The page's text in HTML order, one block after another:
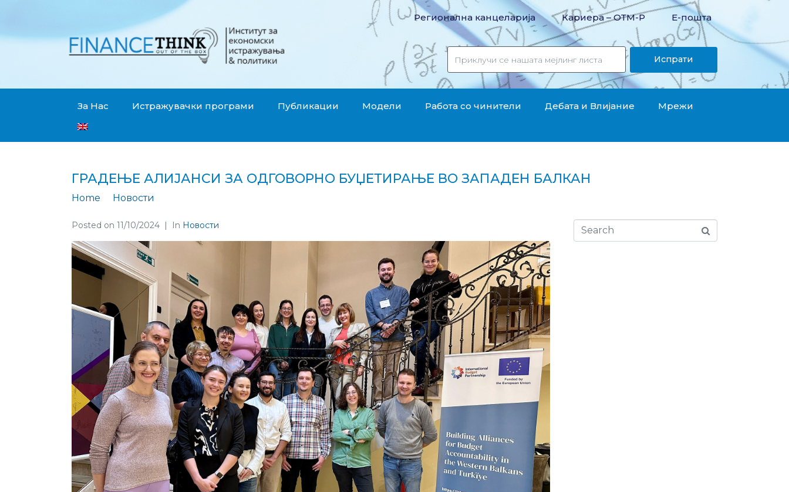
Регионална канцеларија Кариера – OТМ-Р Е-пошта
Испрати
За Нас Истражувачки програми Публикации Модели Работа со чинители Дебата и Влијание Мрежи
ГРАДЕЊЕ АЛИЈАНСИ ЗА ОДГОВОРНО БУЏЕТИРАЊЕ ВО ЗАПАДЕН БАЛКАН
Home Новости
Posted on 11/10/2024 In Новости